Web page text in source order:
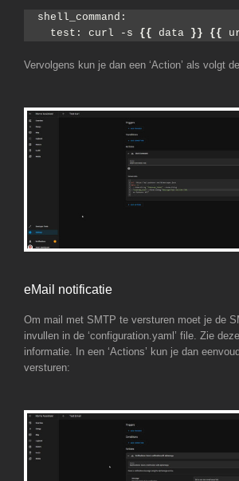
shell_command:
  test: curl -s
{{ data }} {{
Vervolgens kun je dan een ‘Action’ als volgt
eMail notificatie
Om mail met SMTP te versturen moet je de
invullen in de ‘configuration.yaml’ file. Zie deze
informatie. In een ‘Actions’ kun je dan
versturen: